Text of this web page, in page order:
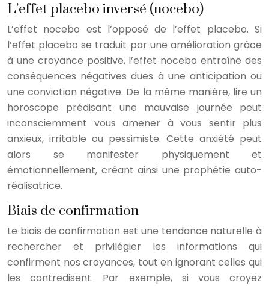
L’effet placebo inversé (nocebo)
L’effet nocebo est l’opposé de l’effet placebo. Si
l’effet placebo se traduit par une amélioration grâce
à une croyance positive, l’effet nocebo entraîne des
conséquences négatives dues à une anticipation ou
une conviction négative. De la même manière, lire un
horoscope prédisant une mauvaise journée peut
inconsciemment vous amener à vous sentir plus
anxieux, irritable ou pessimiste. Cette anxiété peut
alors se manifester physiquement et
émotionnellement, créant ainsi une prophétie auto-
réalisatrice.
Biais de confirmation
Le biais de confirmation est une tendance naturelle à
rechercher et privilégier les informations qui
confirment nos croyances, tout en ignorant celles qui
les contredisent. Par exemple, si vous croyez